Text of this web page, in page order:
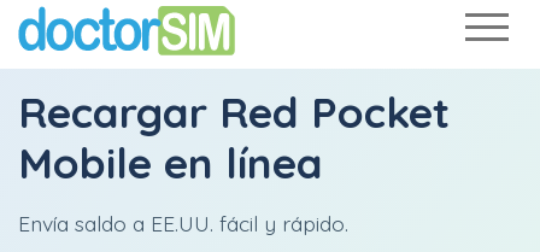
Recargar Red Pocket
Mobile en línea
Envía saldo a EE.UU. fácil y rápido.